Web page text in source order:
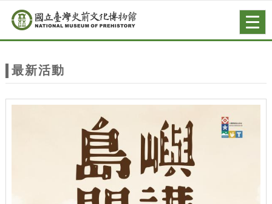
站
主
跳到主要內容
網站導覽
最新活動